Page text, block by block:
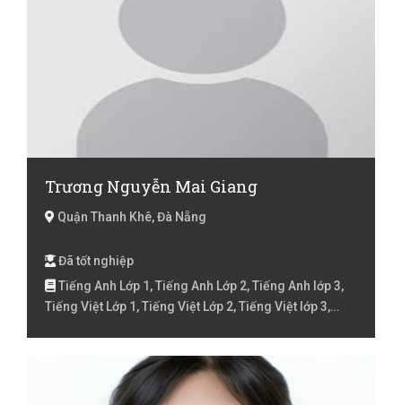
Trương Nguyễn Mai Giang
Quận Thanh Khê, Đà Nẵng
Đã tốt nghiệp
Tiếng Anh Lớp 1, Tiếng Anh Lớp 2, Tiếng Anh lớp 3,
Tiếng Việt Lớp 1, Tiếng Việt Lớp 2, Tiếng Việt lớp 3,